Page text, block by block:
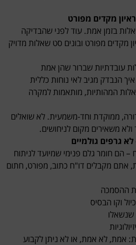
מקדים מפורט
בזמן אמת. עוד לפני שהבדיקה
מקדים מפורט ובונים סט שאלות מדויק
עובדתיות שברור שהן אמת
הנבדק מגיב לאי נוחות כללית
המהותיות, מותאמות למקרה
ממוקדת וחד-משמעית. לא שואלים
משאירים מקום לניחושים.
גרפים גולמיים
– הם חומר גלם פנימי שמיועד לניתוח
אתם מקבלים דו"ח כתוב, מפורט, חתום
ההסמכה
וקו הבסיס
שנשאלו
אמת, לא אמת, או לא ניתן לקבוע